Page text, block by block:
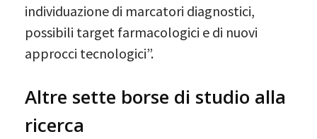
individuazione di marcatori diagnostici,
possibili target farmacologici e di nuovi
approcci tecnologici”.
Altre sette borse di studio alla
ricerca